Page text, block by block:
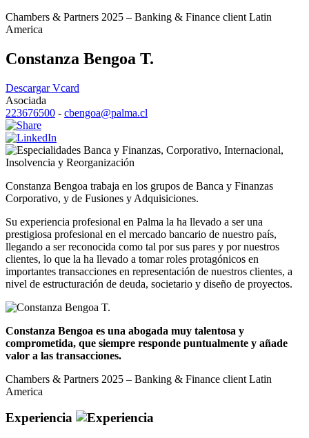
Chambers & Partners 2025 – Banking & Finance client Latin
America
Constanza Bengoa T.
Descargar Vcard
Asociada
223676500 - cbengoa@palma.cl
Banca y Finanzas, Corporativo, Internacional,
Insolvencia y Reorganización
Constanza Bengoa trabaja en los grupos de Banca y Finanzas
Corporativo, y de Fusiones y Adquisiciones.
Su experiencia profesional en Palma la ha llevado a ser una
prestigiosa profesional en el mercado bancario de nuestro país,
llegando a ser reconocida como tal por sus pares y por nuestros
clientes, lo que la ha llevado a tomar roles protagónicos en
importantes transacciones en representación de nuestros clientes, a
nivel de estructuración de deuda, societario y diseño de proyectos.
Constanza Bengoa es una abogada muy talentosa y
comprometida, que siempre responde puntualmente y añade
valor a las transacciones.
Chambers & Partners 2025 – Banking & Finance client Latin
America
Experiencia